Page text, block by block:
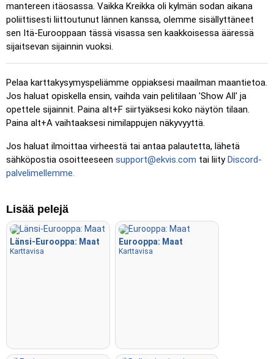
Klikkaa (vaikea): Kuten ”Klikkaa”, mutta sijainnit palautuvat
alkuperäiseen väriinsä klikkauksen jälkeen.
Klikkaa (ei rajoja)
: Kuten ”Klikkaa”, mutta ilman näkyviä
rajoja, mikä lisää haastetta.
– ei nimiä.
Monivalinta: Valitse oikea vaihtoehto neljästä klikkaamalla
tai painamalla numeroita 1–4.
Kirjoita satunnaisesti
: Kirjoita sijaintien nimet missä
tahansa järjestyksessä; ne korostetaan kartalla edetessäsi.
Kirjoita: Kirjoita korostetun sijainnin nimi.
käytä välilyöntiä nopeuslisäykseen.
mantereen itäosassa. Vaikka Kreikka oli kylmän sodan aikana
poliittisesti liittoutunut lännen kanssa, olemme sisällyttäneet
sen Itä-Eurooppaan tässä visassa sen kaakkoisessa ääressä
sijaitsevan sijainnin vuoksi.
Pelaa karttakysymyspeliämme oppiaksesi maailman maantietoa.
Jos haluat opiskella ensin, vaihda vain pelitilaan 'Show All' ja
opettele sijainnit. Paina alt+F siirtyäksesi koko näytön tilaan.
Paina alt+A vaihtaaksesi nimilappujen näkyvyyttä.
Jos haluat ilmoittaa virheestä tai antaa palautetta, lähetä
sähköpostia osoitteeseen support@ekvis.com tai liityDiscord-
palvelimellemme.
Lisää pelejä
Länsi-Eurooppa: Maat
Karttavisa
Eurooppa: Maat
Karttavisa